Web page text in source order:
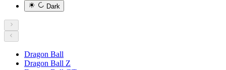
Dark
Dragon Ball
Dragon Ball Z